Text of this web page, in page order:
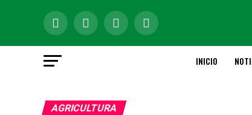
INICIO
AGRICULTURA